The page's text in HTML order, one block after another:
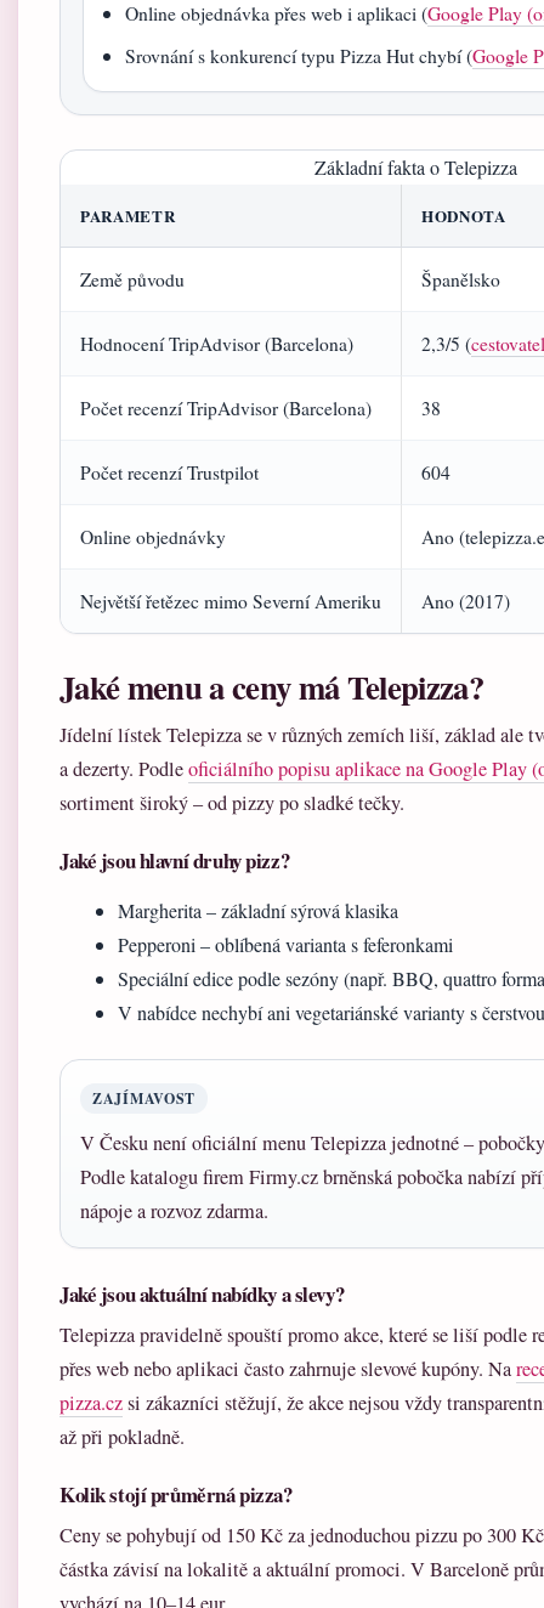
Online objednávka přes web i aplikaci (Google Play
Srovnání s konkurencí typu Pizza Hut chybí (Google
Základní fakta o Telepizza
PARAMETR HODNOTA
Země původu Španělsko
Hodnocení TripAdvisor (Barcelona) 2,3/5 (
Počet recenzí TripAdvisor (Barcelona) 38
Počet recenzí Trustpilot 604
Online objednávky Ano
Největší řetězec mimo Severní Ameriku Ano (2017)
Jaké menu a ceny má Telepizza?
Jídelní lístek Telepizza se v různých zemích liší, základ ale
a dezerty. Podleoficiálního popisu aplikace na Google Play
sortiment široký – od pizzy po sladké tečky.
Jaké jsou hlavní druhy pizz?
Margherita – základní sýrová klasika
Pepperoni – oblíbená varianta s feferonkami
Speciální edice podle sezóny (např. BBQ, quattro
V nabídce nechybí ani vegetariánské varianty s
ZAJÍMAVOST
V Česku není oficiální menu Telepizza jednotné –
Podle katalogu firem Firmy.cz brněnská pobočka nabízí
nápoje a rozvoz zdarma.
Jaké jsou aktuální nabídky a slevy?
Telepizza pravidelně spouští promo akce, které se liší podle
přes web nebo aplikaci často zahrnuje slevové kupóny. Na
pizza.czsi zákazníci stěžují, že akce nejsou vždy
až při pokladně.
Kolik stojí průměrná pizza?
Ceny se pohybují od 150 Kč za jednoduchou pizzu po 300
částka závisí na lokalitě a aktuální promoci. V Barceloně